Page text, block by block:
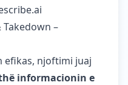
Takedown –
efikas, njoftimi juaj
informacionin e